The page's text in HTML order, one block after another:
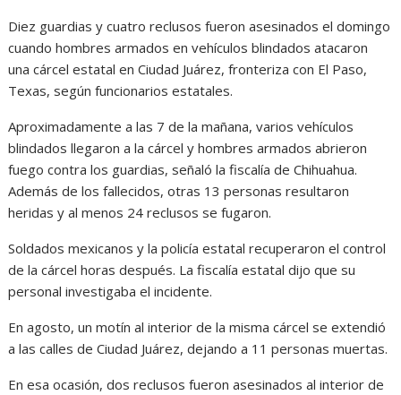
Diez guardias y cuatro reclusos fueron asesinados el domingo
cuando hombres armados en vehículos blindados atacaron
una cárcel estatal en Ciudad Juárez, fronteriza con El Paso,
Texas, según funcionarios estatales.
Aproximadamente a las 7 de la mañana, varios vehículos
blindados llegaron a la cárcel y hombres armados abrieron
fuego contra los guardias, señaló la fiscalía de Chihuahua.
Además de los fallecidos, otras 13 personas resultaron
heridas y al menos 24 reclusos se fugaron.
Soldados mexicanos y la policía estatal recuperaron el control
de la cárcel horas después. La fiscalía estatal dijo que su
personal investigaba el incidente.
En agosto, un motín al interior de la misma cárcel se extendió
a las calles de Ciudad Juárez, dejando a 11 personas muertas.
En esa ocasión, dos reclusos fueron asesinados al interior de